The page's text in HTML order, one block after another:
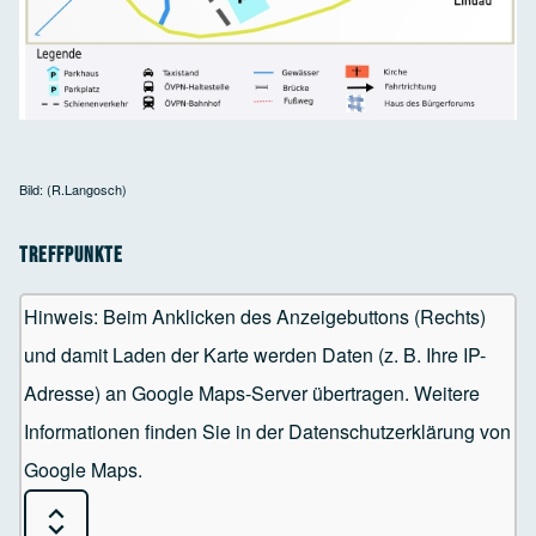
Bild: (R.Langosch)
Treffpunkte
Hinweis: Beim Anklicken des Anzeigebuttons (Rechts)
und damit Laden der Karte werden Daten (z. B. Ihre IP-
Adresse) an Google Maps-Server übertragen. Weitere
Informationen finden Sie in der Datenschutzerklärung von
Google Maps.
Expand or Collapse all sections